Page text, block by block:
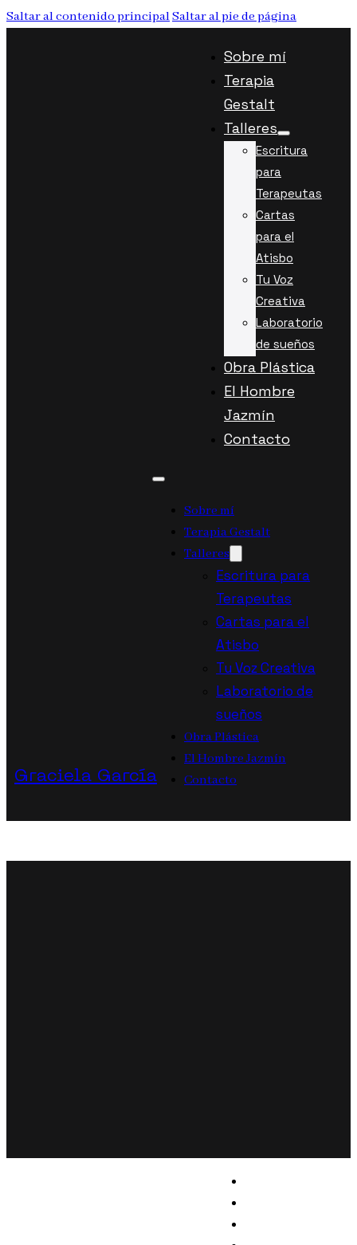
Saltar al contenido principalSaltar al pie de página
Graciela García
Sobre mí
Terapia
Gestalt
Talleres
Escritura
para
Terapeutas
Cartas
para el
Atisbo
Tu Voz
Creativa
Laboratorio
de sueños
Obra Plástica
El Hombre
Jazmín
Contacto
Sobre mí
Terapia Gestalt
Talleres
Escritura para
Terapeutas
Cartas para el
Atisbo
Tu Voz Creativa
Laboratorio de
sueños
Obra Plástica
El Hombre Jazmín
Contacto